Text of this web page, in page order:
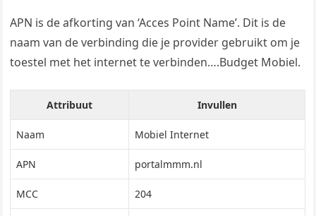
APN is de afkorting van ‘Acces Point Name’. Dit is de
naam van de verbinding die je provider gebruikt om je
toestel met het internet te verbinden….Budget Mobiel.
Attribuut Invullen
Naam Mobiel Internet
APN portalmmm.nl
MCC 204